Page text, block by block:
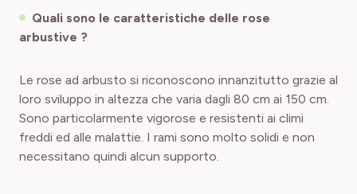
Quali sono le caratteristiche delle rose
arbustive ?
Le rose ad arbusto si riconoscono innanzitutto grazie al
loro sviluppo in altezza che varia dagli 80 cm ai 150 cm.
Sono particolarmente vigorose e resistenti ai climi
freddi ed alle malattie. I rami sono molto solidi e non
necessitano quindi alcun supporto.